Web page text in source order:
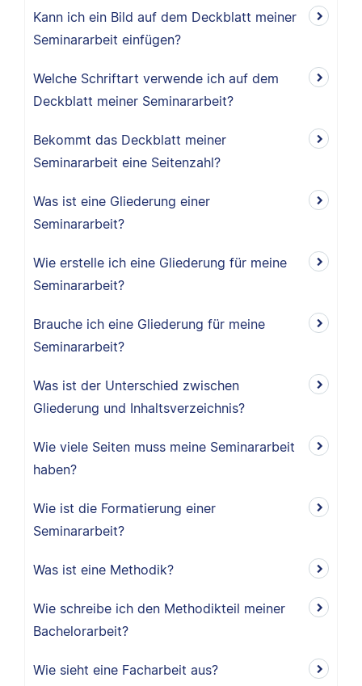
Kann ich ein Bild auf dem Deckblatt meiner
Seminararbeit einfügen?
Welche Schriftart verwende ich auf dem
Deckblatt meiner Seminararbeit?
Bekommt das Deckblatt meiner
Seminararbeit eine Seitenzahl?
Was ist eine Gliederung einer
Seminararbeit?
Wie erstelle ich eine Gliederung für meine
Seminararbeit?
Brauche ich eine Gliederung für meine
Seminararbeit?
Was ist der Unterschied zwischen
Gliederung und Inhaltsverzeichnis?
Wie viele Seiten muss meine Seminararbeit
haben?
Wie ist die Formatierung einer
Seminararbeit?
Was ist eine Methodik?
Wie schreibe ich den Methodikteil meiner
Bachelorarbeit?
Wie sieht eine Facharbeit aus?